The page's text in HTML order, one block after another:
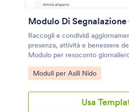
Raccogli e condividi
presenza, attività e benessere
Modulo per resoconto
ideale per nidi, scuole
che gestiscono la raccolta dati
Go to Category:
Moduli per Asili Nido
Usa